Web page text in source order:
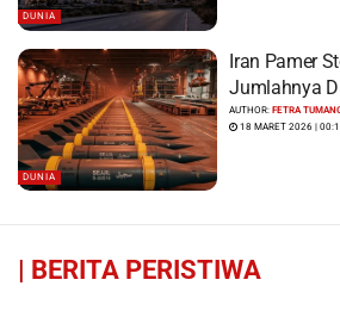
DUNIA
DUNIA
Iran Pamer
Jumlahnya
AUTHOR:FETRA
18 MARET 2026 |
| BERITA PERISTIWA